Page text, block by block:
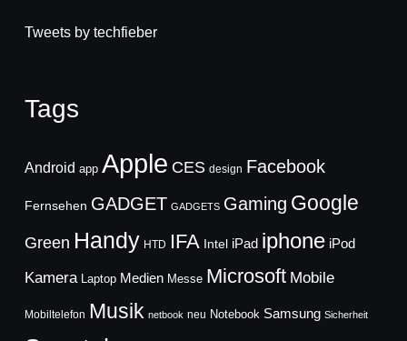
Tweets by techfieber
Tags
Android app Apple CES design Facebook
Fernsehen GADGET GADGETS Gaming Google
Green Handy HTD IFA Intel iPad iphone iPod
Kamera Laptop Medien Messe Microsoft Mobile
Mobiltelefon Musik netbook neu Notebook Samsung Sicherheit